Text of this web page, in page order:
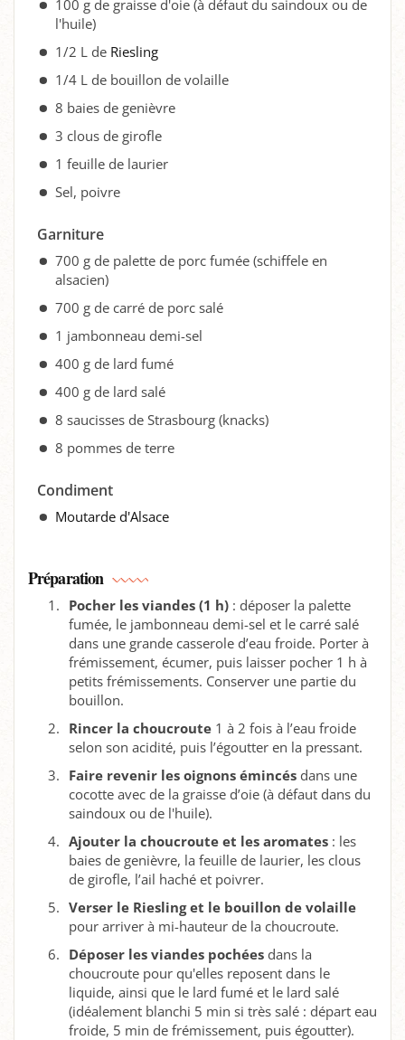
100 g de graisse d'oie (à défaut du saindoux ou de
l'huile)
1/2 L de Riesling
1/4 L de bouillon de volaille
8 baies de genièvre
3 clous de girofle
1 feuille de laurier
Sel, poivre
Garniture
700 g de palette de porc fumée (schiffele en
alsacien)
700 g de carré de porc salé
1 jambonneau demi-sel
400 g de lard fumé
400 g de lard salé
8 saucisses de Strasbourg (knacks)
8 pommes de terre
Condiment
Moutarde d'Alsace
Préparation
Pocher les viandes (1 h) : déposer la palette
fumée, le jambonneau demi-sel et le carré salé
dans une grande casserole d’eau froide. Porter à
frémissement, écumer, puis laisser pocher 1 h à
petits frémissements. Conserver une partie du
bouillon.
Rincer la choucroute 1 à 2 fois à l’eau froide
selon son acidité, puis l’égoutter en la pressant.
Faire revenir les oignons émincés dans une
cocotte avec de la graisse d’oie (à défaut dans du
saindoux ou de l'huile).
Ajouter la choucroute et les aromates : les
baies de genièvre, la feuille de laurier, les clous
de girofle, l’ail haché et poivrer.
Verser le Riesling et le bouillon de volaille
pour arriver à mi-hauteur de la choucroute.
Déposer les viandes pochées dans la
choucroute pour qu'elles reposent dans le
liquide, ainsi que le lard fumé et le lard salé
(idéalement blanchi 5 min si très salé : départ eau
froide, 5 min de frémissement, puis égoutter).